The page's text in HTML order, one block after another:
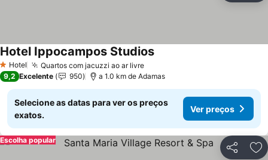
1 Estrelas
Hotel Quartos com jacuzzi ao ar livre
Hotel Ippocampos Studios
9,2 Excelente 950 a 1.0 km de Adamas
Selecione as datas para ver os preços
exatos.
Ver preços
Partilhar
Escolha popular